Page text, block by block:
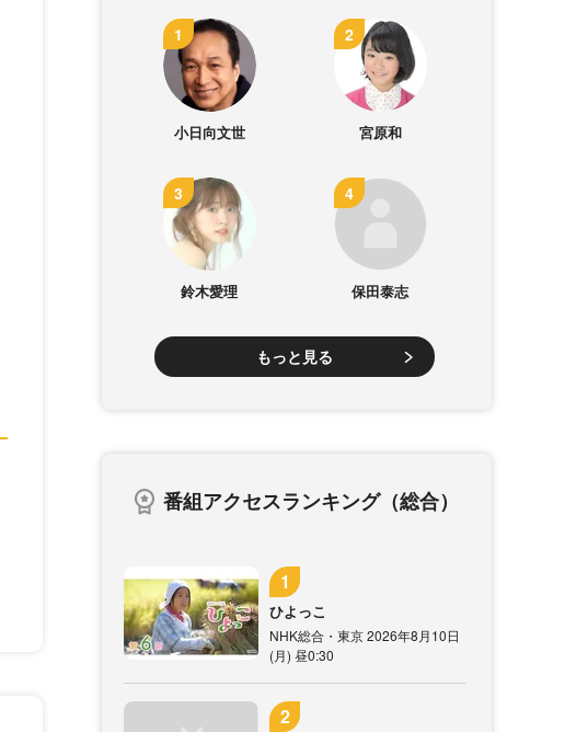
小日向文世 宮原和
鈴木愛理 保田泰志
もっと見る
番組アクセスランキング（総合）
ひよっこ
NHK総合・東京 2026年8月10日
(月) 昼0:30